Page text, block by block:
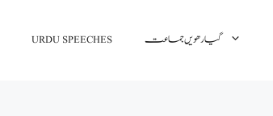
URDU SPEECHES گیارھویں جماعت